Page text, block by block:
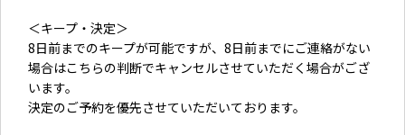
＜キープ・決定＞
8日前までのキープが可能ですが、8日前までにご連絡がない
場合はこちらの判断でキャンセルさせていただく場合がござ
います。
決定のご予約を優先させていただいております。